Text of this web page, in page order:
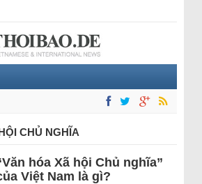
CHỦ NGHĨA
hóa Xã hội Chủ nghĩa”
Việt Nam là gì?